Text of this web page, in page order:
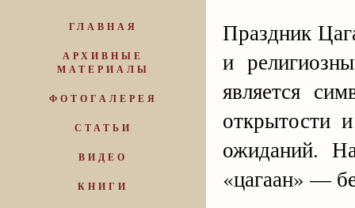
ГЛАВНАЯ
АРХИВНЫЕ
МАТЕРИАЛЫ
ФОТОГАЛЕРЕЯ
СТАТЬИ
ВИДЕО
КНИГИ
Праздник
и
является
открытости
ожиданий.
«цагаан» —